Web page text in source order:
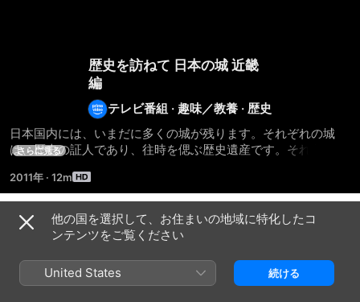
歴史を訪ねて 日本の城 近畿
編
テレビ番組 · 趣味／教養 ·歴史
日本国内には、いまだに多くの城が残ります。それぞれの城
は、歴史の証人であり、往時を偲ぶ歴史遺産です。それらの城
でもあります。今も残るその姿を、カメラマン・秋場たけお氏
撮影・監修によりお送りするシリーズです。【オリジナル番
組】
さらに見る
2011年 · 12m
シーズン 1
他の国を選択して、お住まいの地域に特化したコ
ンテンツをご覧ください
United States 続ける